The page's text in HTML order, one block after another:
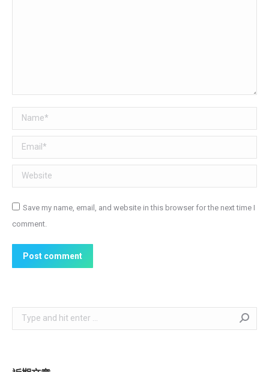
Name *
Email *
Website
Save my name, email, and website in this browser for the next time I
comment.
Post comment
Search: